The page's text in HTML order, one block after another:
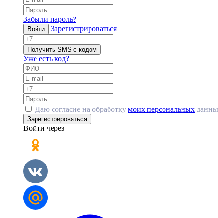
Забыли пароль?
Войти Зарегистрироваться
Получить SMS с кодом
Уже есть код?
Даю согласие на обработку моих персональных
Зарегистрироваться
Войти через